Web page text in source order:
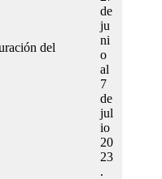
del
de
ju
ni
o
al
7
de
jul
io
20
23
.